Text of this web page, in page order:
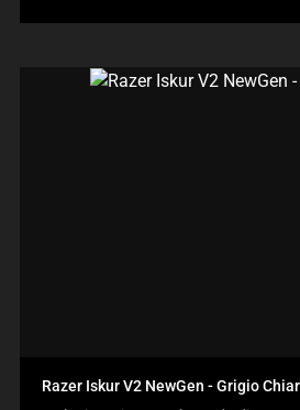
Razer Iskur V2 NewGen - Grigio